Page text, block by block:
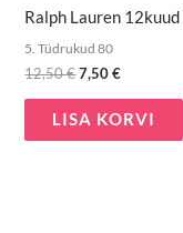
Ralph Lauren 12kuud
5. Tüdrukud 80
12,50€7,50€
LISA KORVI